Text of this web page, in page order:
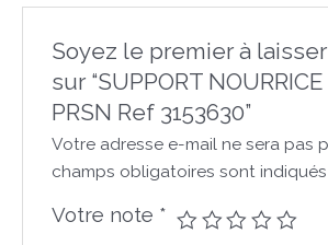
Soyez le premier à
sur “SUPPORT NOURRICE
PRSN Ref 3153630”
Votre adresse e-mail ne sera pas
champs obligatoires sont
Votre note *